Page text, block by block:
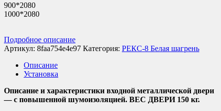
900*2080
1000*2080
Подробное описание
Артикул: 8faa754e4e97 Категория: РЕКС-8 Белая шагрень
Описание
Установка
Описание и характеристики входной металлической двери
— с повышенной шумоизоляцией. ВЕС ДВЕРИ 150 кг.